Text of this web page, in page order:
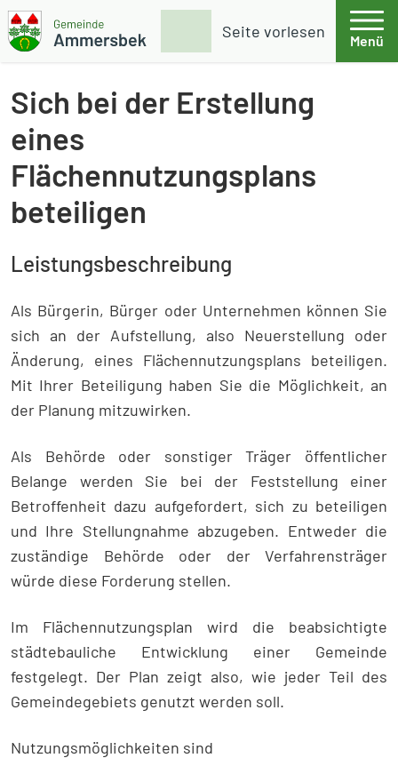
Weiter zum Inhalt
Skip to footer
Seite vorlesen
Suche
Menü
Sich bei der Erstellung
eines
Flächennutzungsplans
beteiligen
Leistungsbeschreibung
Als Bürgerin, Bürger oder Unternehmen können Sie
sich an der Aufstellung, also Neuerstellung oder
Änderung, eines Flächennutzungsplans beteiligen.
Mit Ihrer Beteiligung haben Sie die Möglichkeit, an
der Planung mitzuwirken.
Als Behörde oder sonstiger Träger öffentlicher
Belange werden Sie bei der Feststellung einer
Betroffenheit dazu aufgefordert, sich zu beteiligen
und Ihre Stellungnahme abzugeben. Entweder die
zuständige Behörde oder der Verfahrensträger
würde diese Forderung stellen.
Im Flächennutzungsplan wird die beabsichtigte
städtebauliche Entwicklung einer Gemeinde
festgelegt. Der Plan zeigt also, wie jeder Teil des
Gemeindegebiets genutzt werden soll.
Nutzungsmöglichkeiten sind